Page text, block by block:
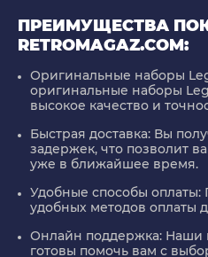
ПРЕИМУЩЕСТВА
RETROMAGAZ.COM:
Оригинальные наборы
оригинальные наборы
высокое качество и
Быстрая доставка: Вы
задержек, что позволит
уже в ближайшее время.
Удобные способы оплаты:
удобных методов оплаты
Онлайн поддержка: Наши
готовы помочь вам с